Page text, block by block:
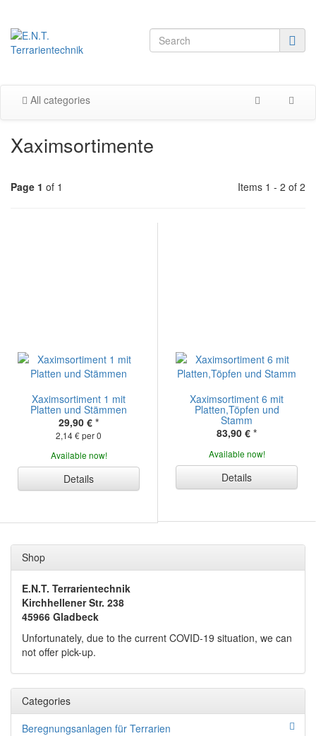
All categories
Xaximsortimente
Page 1 of 1 Items 1 - 2 of 2
Xaximsortiment 1 mit
Platten und Stämmen
29,90 € *
2,14 € per 0
Available now!
Details
Xaximsortiment 6 mit
Platten,Töpfen und
Stamm
83,90 € *
Available now!
Details
Shop
E.N.T. Terrarientechnik
Kirchhellener Str. 238
45966 Gladbeck
Unfortunately, due to the current COVID-19 situation, we can
not offer pick-up.
Categories
Beregnungsanlagen für Terrarien